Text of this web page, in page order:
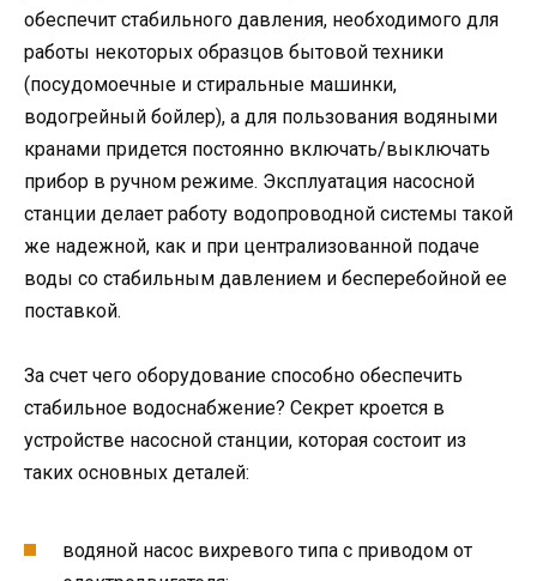
обеспечит стабильного давления, необходимого для
работы некоторых образцов бытовой техники
(посудомоечные и стиральные машинки,
водогрейный бойлер), а для пользования водяными
кранами придется постоянно включать/выключать
прибор в ручном режиме. Эксплуатация насосной
станции делает работу водопроводной системы такой
же надежной, как и при централизованной подаче
воды со стабильным давлением и бесперебойной ее
поставкой.
За счет чего оборудование способно обеспечить
стабильное водоснабжение? Секрет кроется в
устройстве насосной станции, которая состоит из
таких основных деталей:
водяной насос вихревого типа с приводом от